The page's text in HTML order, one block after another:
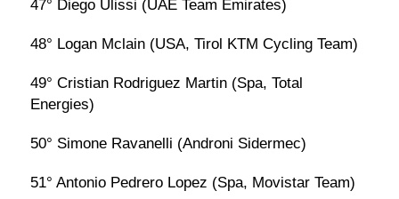
47° Diego Ulissi (UAE Team Emirates)
48° Logan Mclain (USA, Tirol KTM Cycling Team)
49° Cristian Rodriguez Martin (Spa, Total
Energies)
50° Simone Ravanelli (Androni Sidermec)
51° Antonio Pedrero Lopez (Spa, Movistar Team)